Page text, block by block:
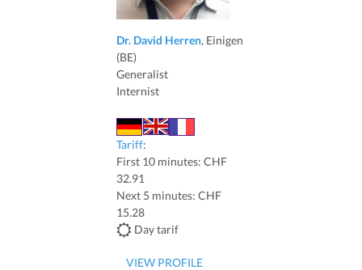
Dr. David Herren, Einigen
(BE)
Generalist
Internist
Tariff:
First 10 minutes: CHF
32.91
Next 5 minutes: CHF
15.28
Day tarif
VIEW PROFILE